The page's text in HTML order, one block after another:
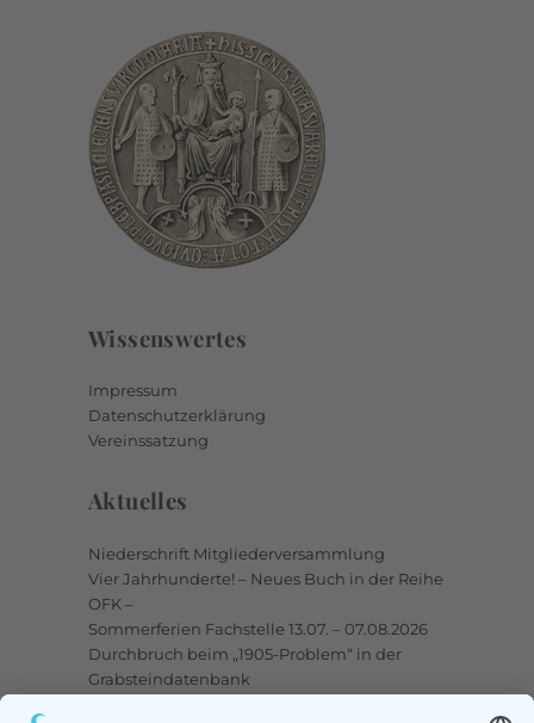
Wissenswertes
Impressum
Datenschutzerklärung
Vereinssatzung
Aktuelles
Niederschrift Mitgliederversammlung
Vier Jahrhunderte! – Neues Buch in der Reihe
OFK –
Sommerferien Fachstelle 13.07. – 07.08.2026
Durchbruch beim „1905-Problem“ in der
Grabsteindatenbank